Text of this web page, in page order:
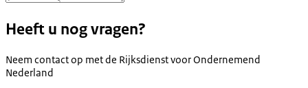
Heeft u nog vragen?
Neem contact op met de Rijksdienst voor Ondernemend
Nederland